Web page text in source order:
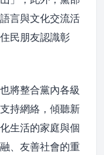
言與文化交流活
民朋友認識彰
將整合黨內各級
持網絡，傾聽新
生活的家庭與個
、友善社會的重